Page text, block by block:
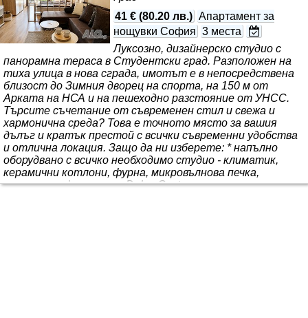
41 € (80.20 лв.) Апартамент за
нощувки София 3 места
Луксозно, дизайнерско студио с
панорамна тераса в Студентски град. Разположен на
тиха улица в нова сграда, имотът е в непосредствена
близост до Зимния дворец на спорта, на 150 м от
Арката на НСА и на пешеходно разстояние от УНСС.
Търсите съчетание от съвременен стил и свежа и
хармонична среда? Това е точното място за вашия
дълъг и кратък престой с всички съвременни удобства
и отлична локация. Защо да ни изберете: * напълно
оборудвано с всичко необходимо студио - климатик,
керамични котлони, фурна, микровълнова печка,
пералня, кафе машина Dolce Gusto, термокана,